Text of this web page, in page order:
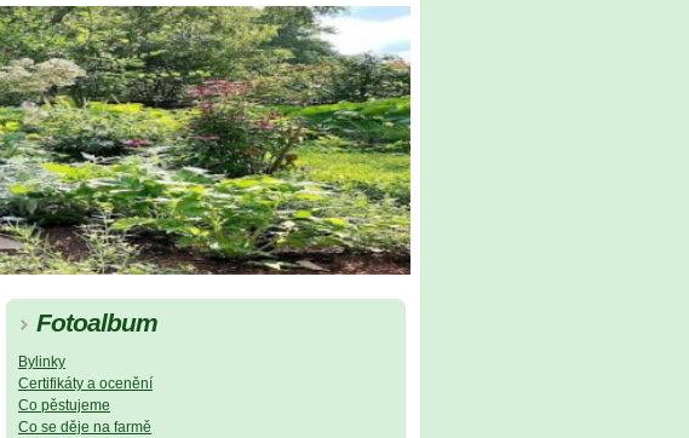
Fotoalbum
Bylinky
Certifikáty a ocenění
Co pěstujeme
Co se děje na farmě